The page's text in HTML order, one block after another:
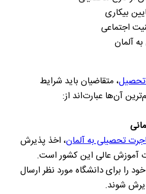
بیکاری
اجتماعی
آلمان
تحصیل، متقاضیان باید شرایط
آن‌ها عبارت‌اند از:
تحصیلی به آلمان، اخذ پذیرش
آموزش عالی این کشور است.
را برای دانشگاه مورد نظر ارسال
شوند.